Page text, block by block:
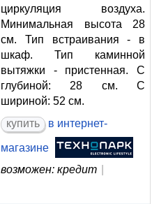
циркуляция воздуха.
Минимальная высота 28
см. Тип встраивания - в
шкаф. Тип каминной
вытяжки - пристенная. С
глубиной: 28 см. С
шириной: 52 см.
купить в интернет-
магазине
возможен: кредит